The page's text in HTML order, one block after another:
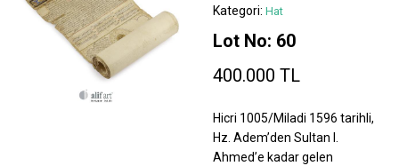
Kategori: Hat
Lot No: 60
400.000 TL
Hicri 1005/Miladi 1596 tarihli,
Hz. Adem’den Sultan I.
Ahmed’e kadar gelen